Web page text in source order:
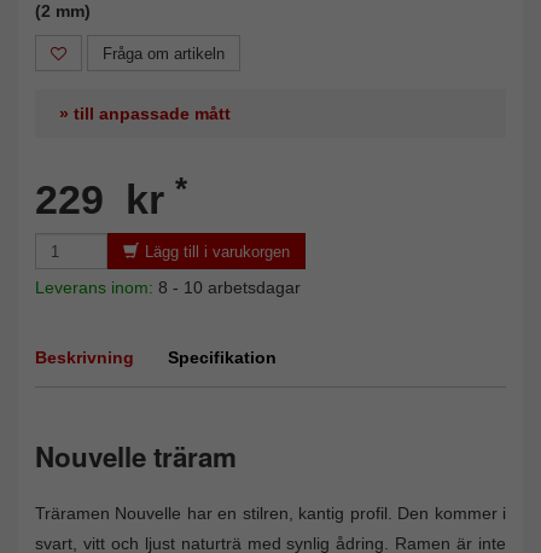
(2 mm)
Fråga om artikeln
» till anpassade mått
229 kr *
Lägg till i varukorgen
Leverans inom: 8 - 10 arbetsdagar
Beskrivning Specifikation
Nouvelle träram
Träramen Nouvelle har en stilren, kantig profil. Den kommer i
svart, vitt och ljust naturträ med synlig ådring. Ramen är inte